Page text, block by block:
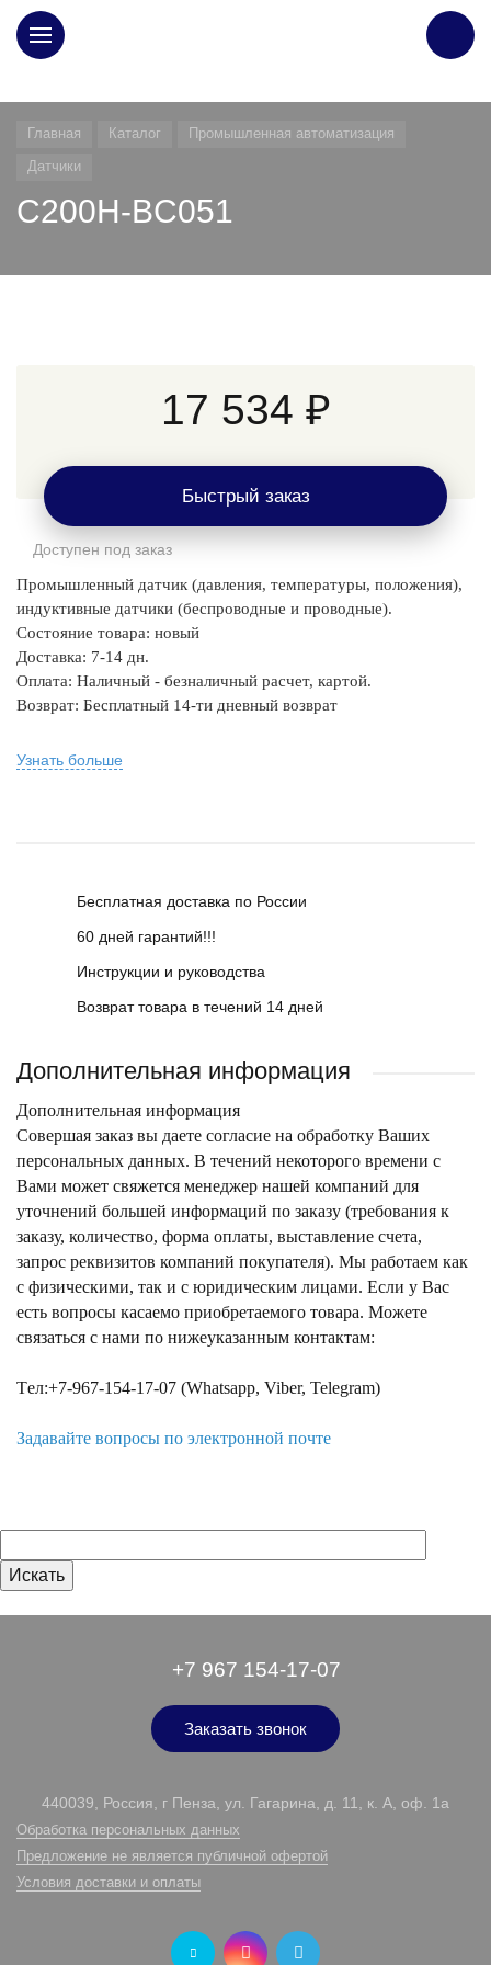
Главная Каталог
Промышленная автоматизация
Датчики
C200H-BC051
Доступен под заказ
Промышленный датчик (давления, температуры, положения),
индуктивные датчики (беспроводные и проводные).
Состояние товара: новый
Доставка: 7-14 дн.
Оплата: Наличный - безналичный расчет, картой.
Возврат: Бесплатный 14-ти дневный возврат
Узнать больше
17 534 ₽
Быстрый заказ
Бесплатная доставка по России
60 дней гарантий!!!
Инструкции и руководства
Возврат товара в течений 14 дней
Дополнительная информация
Дополнительная информация
Совершая заказ вы даете согласие на обработку Ваших
персональных данных. В течений некоторого времени с
Вами может свяжется менеджер нашей компаний для
уточнений большей информаций по заказу (требования к
заказу, количество, форма оплаты, выставление счета,
запрос реквизитов компаний покупателя). Мы работаем как
с физическими, так и с юридическим лицами. Если у Вас
есть вопросы касаемо приобретаемого товара. Можете
связаться с нами по нижеуказанным контактам:
Tел:+7-967-154-17-07 (Whatsapp, Viber, Telegram)
Задавайте вопросы по электронной почте
+7 967 154-17-07
Заказать звонок
440039, Россия, г Пенза, ул. Гагарина, д. 11, к. А, оф. 1а
Обработка персональных данных
Предложение не является публичной офертой
Условия доставки и оплаты